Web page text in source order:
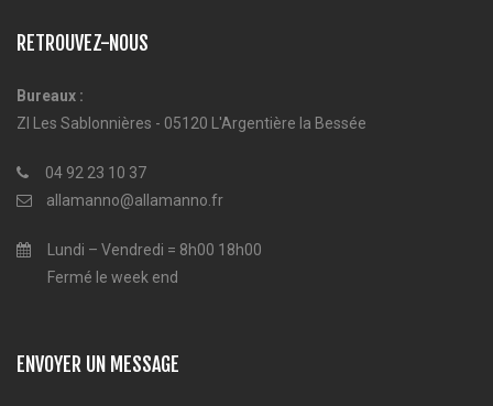
RETROUVEZ-NOUS
Bureaux :
ZI Les Sablonnières - 05120 L'Argentière la Bessée
04 92 23 10 37
allamanno@allamanno.fr
Lundi – Vendredi = 8h00 18h00
Fermé le week end
ENVOYER UN MESSAGE